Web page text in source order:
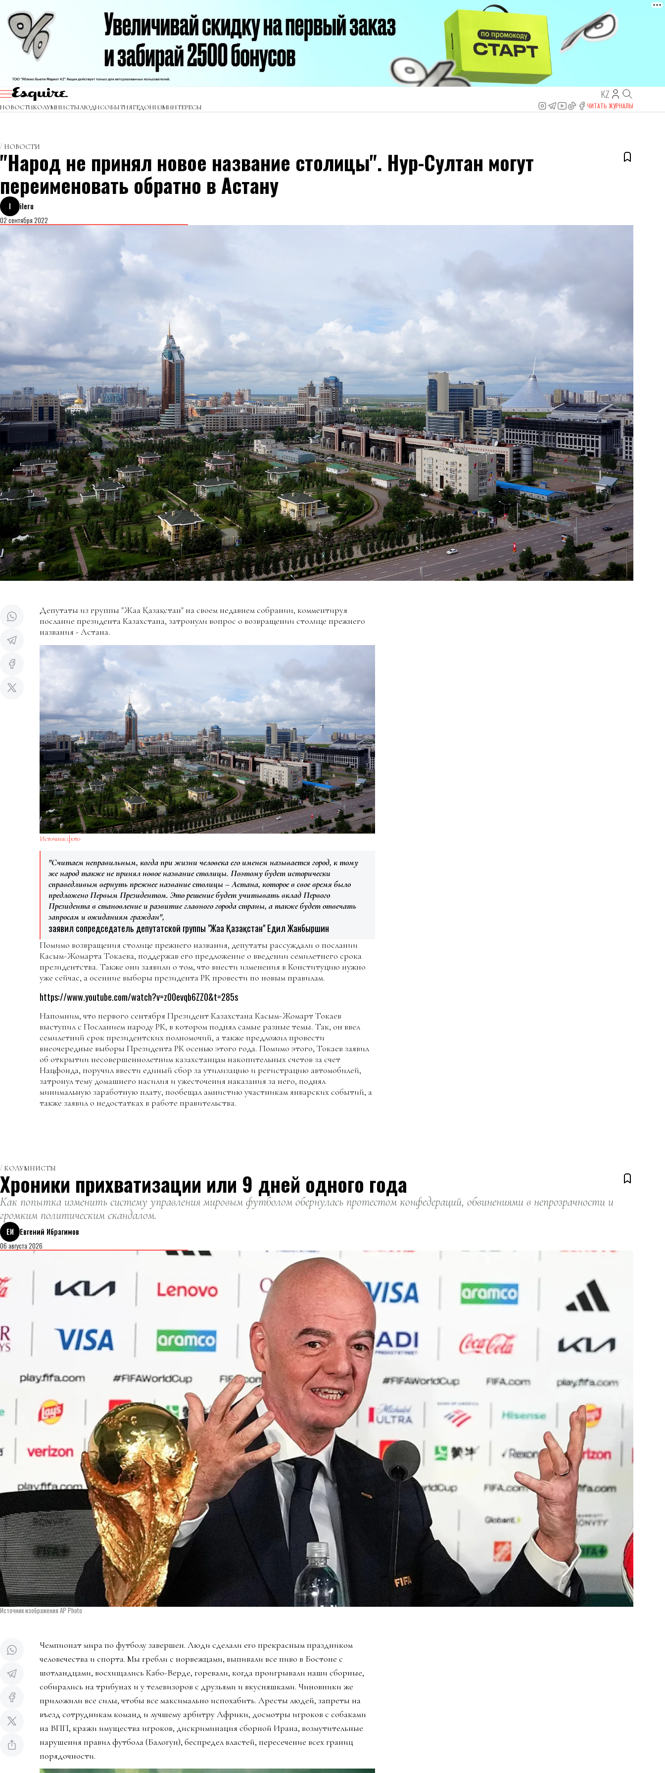
KZ
НОВОСТИКОЛУМНИСТЫЛЮДИСОБЫТИЯГЕДОНИЗМИНТЕРЕСЫ ЧИТАТЬ ЖУРНАЛЫ
НОВОСТИ
"Народ не принял новое название столицы". Нур-Султан могут
переименовать обратно в Астану
I
ileru
02 сентября 2022
Депутаты из группы "Жаңа Қазақстан" на своем недавнем собрании, комментируя
послание президента Казахстана, затронули вопрос о возвращении столице прежнего
названия - Астана.
Источник фото
"Считаем неправильным, когда при жизни человека его именем называется город, к тому
же народ также не принял новое название столицы. Поэтому будет исторически
справедливым вернуть прежнее название столицы – Астана, которое в свое время было
предложено Первым Президентом. Это решение будет учитывать вклад Первого
Президента в становление и развитие главного города страны, а также будет отвечать
запросам и ожиданиям граждан",
заявил сопредседатель депутатской группы "Жаңа Қазақстан" Едил Жанбыршин
Помимо возвращения столице прежнего названия, депутаты рассуждали о послании
Касым-Жомарта Токаева, поддержав его предложение о введении семилетнего срока
президентства. Также они заявили о том, что внести изменения в Конституцию нужно
уже сейчас, а осенние выборы президента РК провести по новым правилам.
https://www.youtube.com/watch?v=z00evqb6ZZ0&t=285s
Напомним, что первого сентября Президент Казахстана Касым-Жомарт Токаев
выступил с Посланием народу РК, в котором поднял самые разные темы. Так, он ввел
семилетний срок президентских полномочий, а также предложил провести
внеочередные выборы Президента РК осенью этого года. Помимо этого, Токаев заявил
об открытии несовершеннолетним казахстанцам накопительных счетов за счет
Нацфонда, поручил ввести единый сбор за утилизацию и регистрацию автомобилей,
затронул тему домашнего насилия и ужесточения наказания за него, поднял
минимальную заработную плату, пообещал амнистию участникам январских событий, а
также заявил о недостатках в работе правительства.
КОЛУМНИСТЫ
Хроники прихватизации или 9 дней одного года
Как попытка изменить систему управления мировым футболом обернулась протестом конфедераций, обвинениями в непрозрачности и
громким политическим скандалом.
ЕИ
Евгений Ибрагимов
06 августа 2026
Источник изображения AP Photo
Чемпионат мира по футболу завершен. Люди сделали его прекрасным праздником
человечества и спорта. Мы гребли с норвежцами, выпивали все пиво в Бостоне с
шотландцами, восхищались Кабо-Верде, горевали, когда проигрывали наши сборные,
собирались на трибунах и у телевизоров с друзьями и вкусняшками. Чиновники же
приложили все силы, чтобы все максимально испохабить. Аресты людей, запреты на
въезд сотрудникам команд и лучшему арбитру Африки, досмотры игроков с собаками
на ВПП, кражи имущества игроков, дискриминация сборной Ирана, возмутительные
нарушения правил футбола (Балогун), беспредел властей, пересечение всех границ
порядочности.